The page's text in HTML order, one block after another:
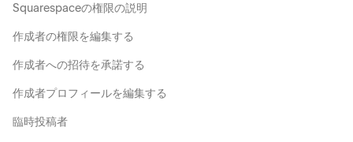
Squarespaceの権限の説明
作成者の権限を編集する
作成者への招待を承諾する
作成者プロフィールを編集する
臨時投稿者